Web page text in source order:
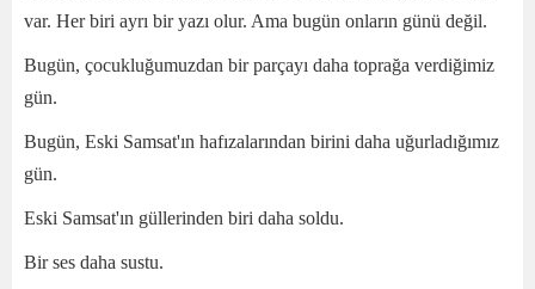
var. Her biri ayrı bir yazı olur. Ama bugün onların günü değil.
Bugün, çocukluğumuzdan bir parçayı daha toprağa verdiğimiz
gün.
Bugün, Eski Samsat'ın hafızalarından birini daha uğurladığımız
gün.
Eski Samsat'ın güllerinden biri daha soldu.
Bir ses daha sustu.